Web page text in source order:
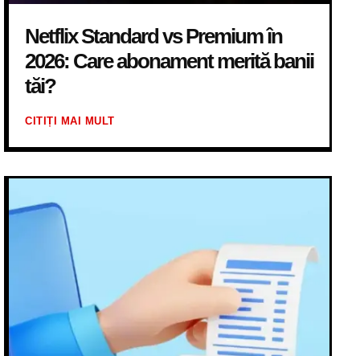
Netflix Standard vs Premium în
2026: Care abonament merită banii
tăi?
CITIȚI MAI MULT